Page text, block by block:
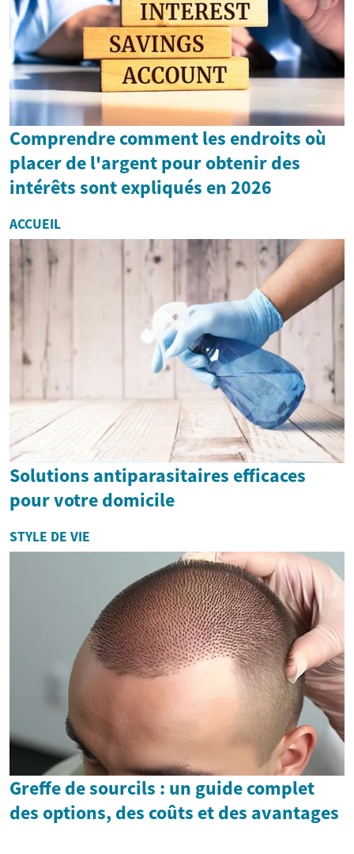
Comprendre comment les endroits où
placer de l'argent pour obtenir des
intérêts sont expliqués en 2026
ACCUEIL
Solutions antiparasitaires efficaces
pour votre domicile
STYLE DE VIE
Greffe de sourcils : un guide complet
des options, des coûts et des avantages